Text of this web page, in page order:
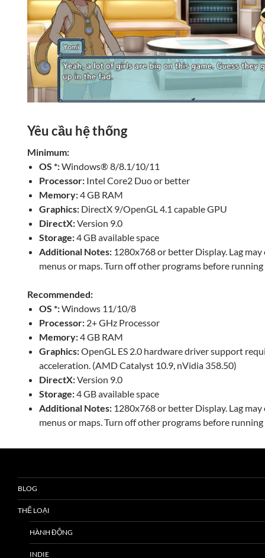
Yêu cầu hệ thống
Minimum:
OS *:Windows® 8/8.1/10/11
Processor: Intel Core2 Duo or better
Memory:4 GB RAM
Graphics: DirectX 9/OpenGL 4.1 capable GPU
DirectX:Version 9.0
Storage:4 GB available space
Additional Notes: 1280x768 or better Display. Lag
menus or maps. Turn off other programs before running
Recommended:
OS *:Windows 11/10/8
Processor: 2+ GHz Processor
Memory:4 GB RAM
Graphics:OpenGL ES 2.0 hardware driver support
acceleration. (AMD Catalyst 10.9, nVidia 358.50)
DirectX:Version 9.0
Storage:4 GB available space
Additional Notes: 1280x768 or better Display. Lag
menus or maps. Turn off other programs before running
BLOG
THỂ LOẠI
HÀNH ĐỘNG
INDIE